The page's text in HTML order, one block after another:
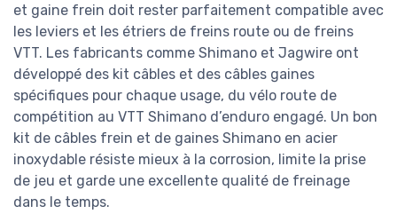
et gaine frein doit rester parfaitement compatible avec
les leviers et les étriers de freins route ou de freins
VTT. Les fabricants comme Shimano et Jagwire ont
développé des kit câbles et des câbles gaines
spécifiques pour chaque usage, du vélo route de
compétition au VTT Shimano d’enduro engagé. Un bon
kit de câbles frein et de gaines Shimano en acier
inoxydable résiste mieux à la corrosion, limite la prise
de jeu et garde une excellente qualité de freinage
dans le temps.